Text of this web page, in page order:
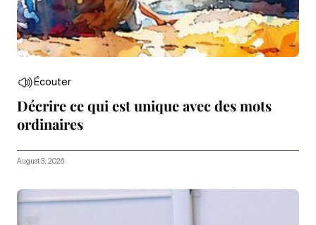
Écouter
Décrire ce qui est unique avec des mots
ordinaires
August 3, 2026